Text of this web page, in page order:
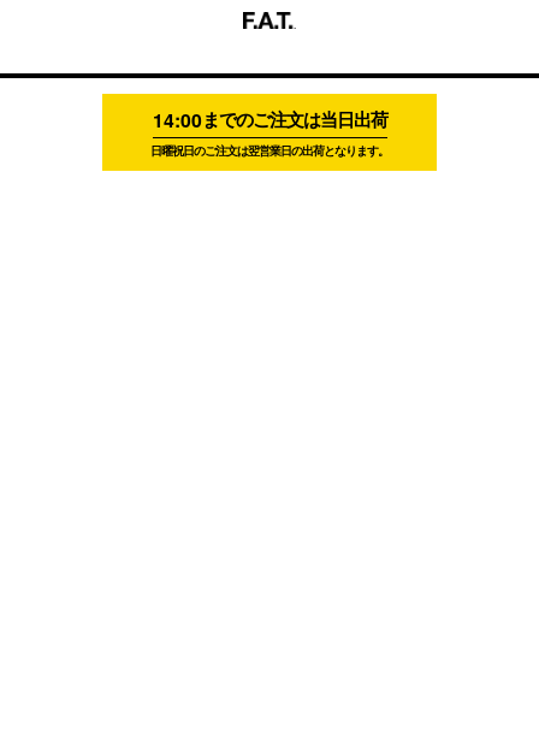
14:00までのご注文は当日出荷
日曜祝日のご注文は翌営業日の出荷となります。